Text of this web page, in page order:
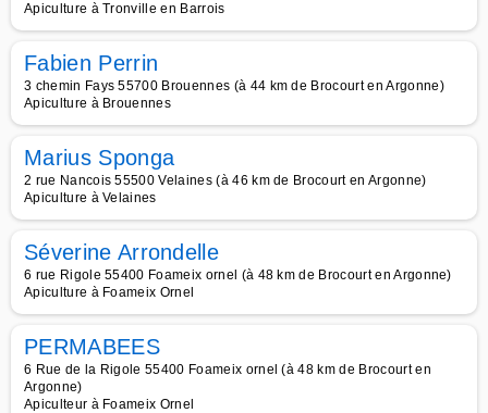
Apiculture à Tronville en Barrois
Fabien Perrin
3 chemin Fays 55700 Brouennes (à 44 km de Brocourt en Argonne)
Apiculture à Brouennes
Marius Sponga
2 rue Nancois 55500 Velaines (à 46 km de Brocourt en Argonne)
Apiculture à Velaines
Séverine Arrondelle
6 rue Rigole 55400 Foameix ornel (à 48 km de Brocourt en Argonne)
Apiculture à Foameix Ornel
PERMABEES
6 Rue de la Rigole 55400 Foameix ornel (à 48 km de Brocourt en
Argonne)
Apiculteur à Foameix Ornel